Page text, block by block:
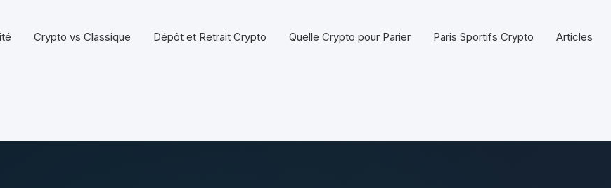
Crypto vs Classique Dépôt et Retrait Crypto Quelle Crypto pour Parier Paris Sportifs Crypto Articles